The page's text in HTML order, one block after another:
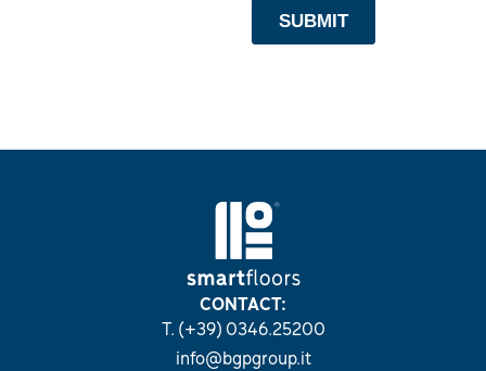
CONTACT:
T. (+39) 0346.25200
info@bgpgroup.it